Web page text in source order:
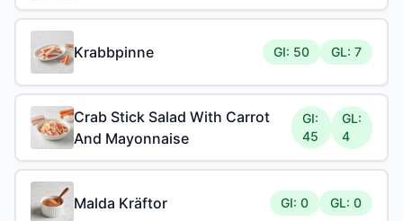
Krabbpinne GI: 50 GL: 7
Crab Stick Salad With Carrot
And Mayonnaise
GI:
45
GL:
4
Malda Kräftor GI: 0 GL: 0